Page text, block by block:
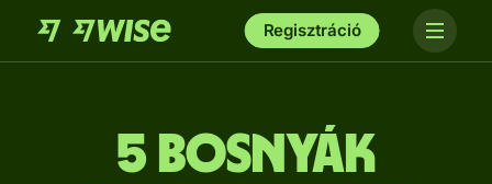
Regisztráció
5 bosnyák